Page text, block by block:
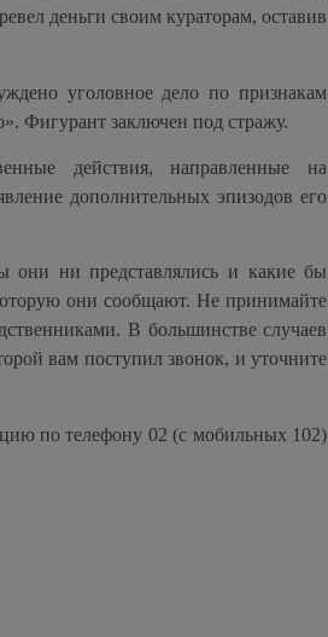
деньги своим кураторам, оставив
уголовное дело по признакам
Фигурант заключен под стражу.
действия, направленные на
дополнительных эпизодов его
они ни представлялись и какие бы
они сообщают. Не принимайте
В большинстве случаев
вам поступил звонок, и уточните
по телефону 02 (с мобильных 102)